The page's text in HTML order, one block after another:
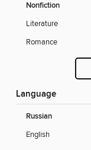
Nonfiction
Literature
Romance
Language
Russian
English